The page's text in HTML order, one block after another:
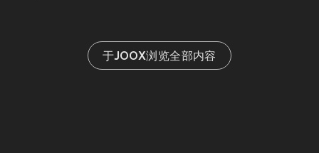
于JOOX浏览全部内容